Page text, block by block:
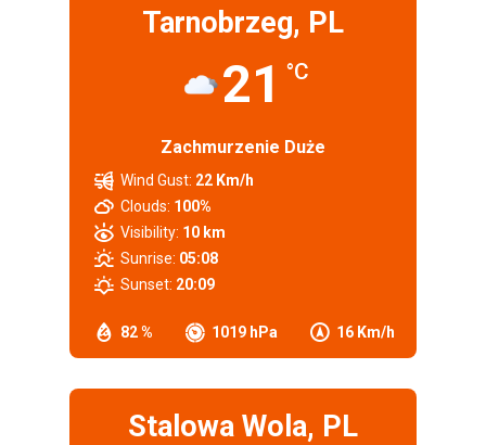
Tarnobrzeg, PL
21 °C
Zachmurzenie Duże
82 % 1019 hPa 16 Km/h
Wind Gust: 22 Km/h
Clouds: 100%
Visibility: 10 km
Sunrise: 05:08
Sunset: 20:09
Stalowa Wola, PL